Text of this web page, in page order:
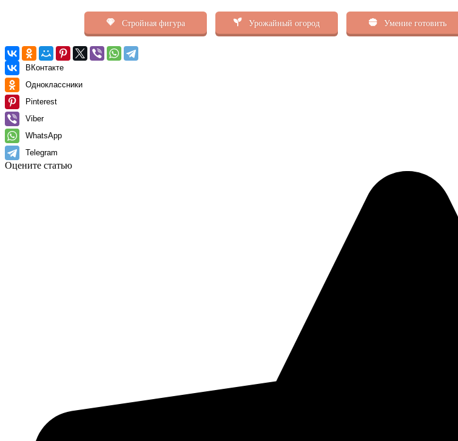
Стройная фигура Урожайный огород Умение готовить
ВКонтакте
Одноклассники
Pinterest
Viber
WhatsApp
Telegram
Оцените статью